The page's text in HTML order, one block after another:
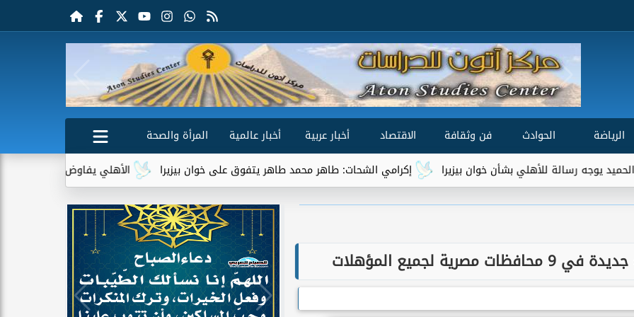
الرياضة الحوادث فن وثقافة الاقتصاد أخبار عربية أخبار عالمية
المرأة والصحة
الأهلي يفاوض أحمد عبد القادر للعودة..
إكرامي الشحات: طاهر محمد طاهر يتفوق على خوان بيزيرا للأهلي بشأن خوان بيزيرا